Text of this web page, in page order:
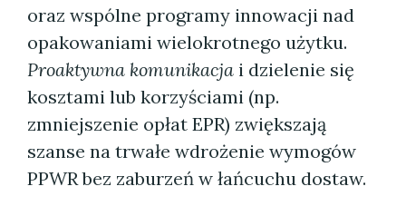
oraz wspólne programy innowacji nad
opakowaniami wielokrotnego użytku.
Proaktywna komunikacja i dzielenie się
kosztami lub korzyściami (np.
zmniejszenie opłat EPR) zwiększają
szanse na trwałe wdrożenie wymogów
PPWR bez zaburzeń w łańcuchu dostaw.